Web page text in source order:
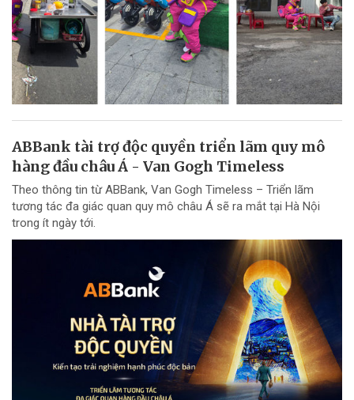
ABBank tài trợ độc quyền triển lãm quy mô
hàng đầu châu Á - Van Gogh Timeless
Theo thông tin từ ABBank, Van Gogh Timeless – Triển lãm
tương tác đa giác quan quy mô châu Á sẽ ra mắt tại Hà Nội
trong ít ngày tới.